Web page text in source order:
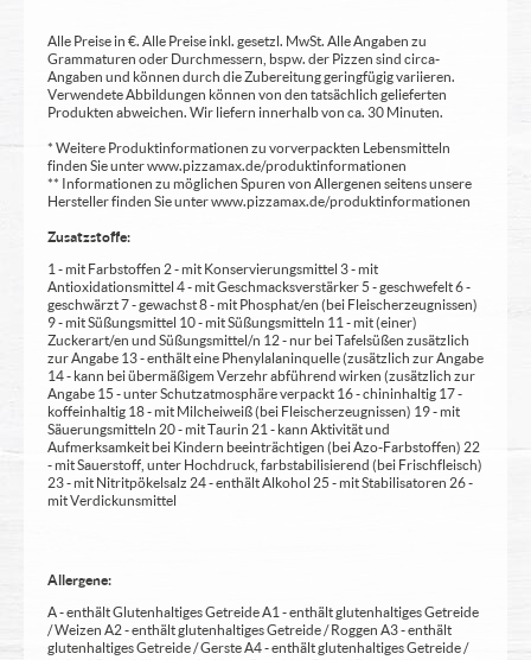
Alle Preise in €. Alle Preise inkl. gesetzl. MwSt. Alle Angaben zu
Grammaturen oder Durchmessern, bspw. der Pizzen sind circa-
Angaben und können durch die Zubereitung geringfügig variieren.
Verwendete Abbildungen können von den tatsächlich gelieferten
Produkten abweichen. Wir liefern innerhalb von ca. 30 Minuten.
* Weitere Produktinformationen zu vorverpackten Lebensmitteln
finden Sie unter www.pizzamax.de/produktinformationen
** Informationen zu möglichen Spuren von Allergenen seitens unsere
Hersteller finden Sie unter www.pizzamax.de/produktinformationen
Zusatzstoffe:
1 - mit Farbstoffen 2 - mit Konservierungsmittel 3 - mit
Antioxidationsmittel 4 - mit Geschmacksverstärker 5 - geschwefelt 6 -
geschwärzt 7 - gewachst 8 - mit Phosphat/en (bei Fleischerzeugnissen)
9 - mit Süßungsmittel 10 - mit Süßungsmitteln 11 - mit (einer)
Zuckerart/en und Süßungsmittel/n 12 - nur bei Tafelsüßen zusätzlich
zur Angabe 13 - enthält eine Phenylalaninquelle (zusätzlich zur Angabe
14 - kann bei übermäßigem Verzehr abführend wirken (zusätzlich zur
Angabe 15 - unter Schutzatmosphäre verpackt 16 - chininhaltig 17 -
koffeinhaltig 18 - mit Milcheiweiß (bei Fleischerzeugnissen) 19 - mit
Säuerungsmitteln 20 - mit Taurin 21 - kann Aktivität und
Aufmerksamkeit bei Kindern beeinträchtigen (bei Azo-Farbstoffen) 22
- mit Sauerstoff, unter Hochdruck, farbstabilisierend (bei Frischfleisch)
23 - mit Nitritpökelsalz 24 - enthält Alkohol 25 - mit Stabilisatoren 26 -
mit Verdickunsmittel
Allergene:
A - enthält Glutenhaltiges Getreide A1 - enthält glutenhaltiges Getreide
/ Weizen A2 - enthält glutenhaltiges Getreide / Roggen A3 - enthält
glutenhaltiges Getreide / Gerste A4 - enthält glutenhaltiges Getreide /